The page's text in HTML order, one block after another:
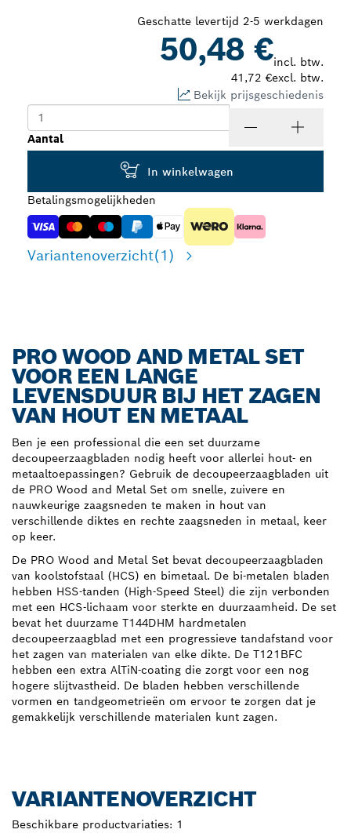
Geschatte levertijd 2-5 werkdagen
50,48 €incl. btw.
41,72 €excl. btw.
Bekijk prijsgeschiedenis
Aantal
In winkelwagen
Betalingsmogelijkheden
Variantenoverzicht(1)
PRO WOOD AND METAL SET
VOOR EEN LANGE
LEVENSDUUR BIJ HET ZAGEN
VAN HOUT EN METAAL
Ben je een professional die een set duurzame
decoupeerzaagbladen nodig heeft voor allerlei hout- en
metaaltoepassingen? Gebruik de decoupeerzaagbladen uit
de PRO Wood and Metal Set om snelle, zuivere en
nauwkeurige zaagsneden te maken in hout van
verschillende diktes en rechte zaagsneden in metaal, keer
op keer.
De PRO Wood and Metal Set bevat decoupeerzaagbladen
van koolstofstaal (HCS) en bimetaal. De bi-metalen bladen
hebben HSS-tanden (High-Speed Steel) die zijn verbonden
met een HCS-lichaam voor sterkte en duurzaamheid. De set
bevat het duurzame T144DHM hardmetalen
decoupeerzaagblad met een progressieve tandafstand voor
het zagen van materialen van elke dikte. De T121BFC
hebben een extra AlTiN-coating die zorgt voor een nog
hogere slijtvastheid. De bladen hebben verschillende
vormen en tandgeometrieën om ervoor te zorgen dat je
gemakkelijk verschillende materialen kunt zagen.
VARIANTENOVERZICHT
Beschikbare productvariaties: 1